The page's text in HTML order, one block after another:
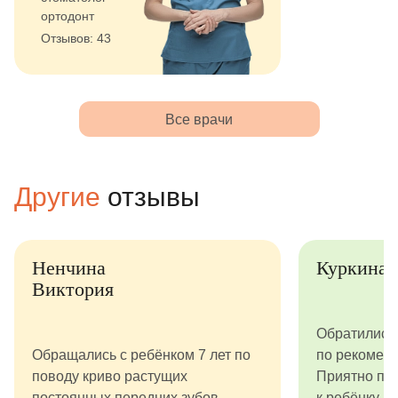
ортодонт
Отзывов: 43
Все врачи
Другие отзывы
Ненчина
Виктория
Обращались с ребёнком 7 лет по
поводу криво растущих
Куркина
Обратились к
по
Приятно